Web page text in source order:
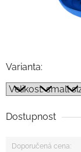
Varianta:
Dostupnost